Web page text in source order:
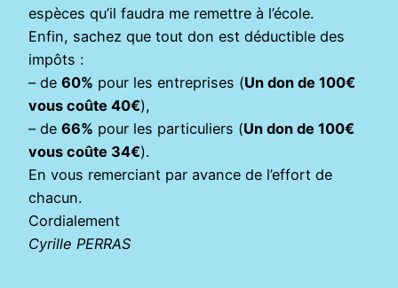
espèces qu’il faudra me remettre à l’école.
Enfin, sachez que tout don est déductible des
impôts :
– de 60% pour les entreprises (Un don de 100€
vous coûte 40€),
– de 66% pour les particuliers (Un don de 100€
vous coûte 34€).
En vous remerciant par avance de l’effort de
chacun.
Cordialement
Cyrille PERRAS